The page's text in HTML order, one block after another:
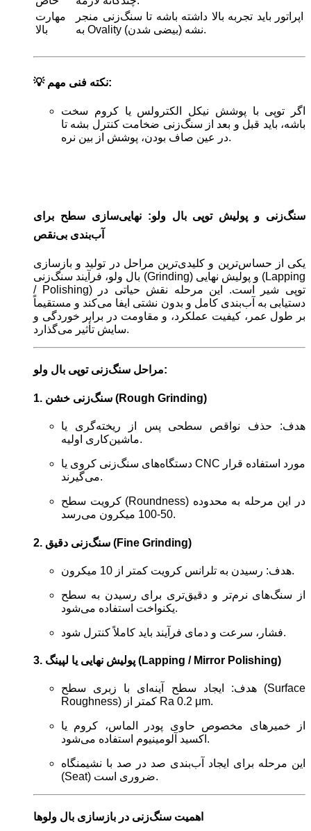
مهارت
بالا
اپراتور باید تجربه بالا داشته باشه تا سنگ‌زنی منجر
به Ovality (بیضی شدن) نشه.
💡 نکته فنی مهم:
اگر توپی با پوشش نیکل الکترولس یا کروم سخت
باشه، باید قبل و بعد از سنگ‌زنی ضخامت کنترل بشه تا
در عین صاف بودن، پوشش از بین نره.
سنگ‌زنی و پولیش توپی بال ولو: نهایی‌سازی سطح برای
آب‌بندی بی‌نقص
یکی از حساس‌ترین و کلیدی‌ترین مراحل در تولید و بازسازی
بال ولو، فرآیند سنگ‌زنی (Grinding) و پولیش نهایی (Lapping
/ Polishing) توپی شیر است. این مرحله نقش حیاتی در
دستیابی به آب‌بندی کامل و بدون نشتی ایفا می‌کند و مستقیماً
بر طول عمر، کیفیت عملکرد، و مقاومت در برابر خوردگی و
سایش تأثیر می‌گذارد.
مراحل سنگ‌زنی توپی بال ولو:
1. سنگ‌زنی خشن (Rough Grinding)
هدف: حذف نواقص سطحی پس از ریخته‌گری یا
ماشین‌کاری اولیه.
دستگاه‌های سنگ‌زنی کروی یا CNC مورد استفاده قرار
می‌گیرند.
کرویت سطح (Roundness) در این مرحله به محدوده
50-100 میکرون می‌رسد.
2. سنگ‌زنی دقیق (Fine Grinding)
هدف: رسیدن به تلرانس کرویت کمتر از 10 میکرون.
از سنگ‌های نرم‌تر و دقیق‌تری برای رسیدن به سطح
یکنواخت استفاده می‌شود.
فشار، سرعت و دمای فرآیند باید کاملاً کنترل شود.
3. پولیش نهایی یا لپینگ (Lapping / Mirror Polishing)
هدف: ایجاد سطح آینه‌ای با زبری سطح (Surface
Roughness) کمتر از Ra 0.2 μm.
از خمیرهای مخصوص حاوی پودر الماس، کروم یا
اکسید آلومینیوم استفاده می‌شود.
این مرحله برای ایجاد آب‌بندی صد در صد با نشیمنگاه
(Seat) ضروری است.
اهمیت سنگ‌زنی در بازسازی بال ولوها